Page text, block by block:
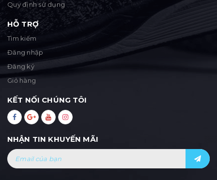
Quy định sử dụng
HỖ TRỢ
Tìm kiếm
Đăng nhập
Đăng ký
Giỏ hàng
KẾT NỐI CHÚNG TÔI
NHẬN TIN KHUYẾN MÃI